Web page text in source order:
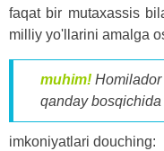
faqat bir mutaxassis
milliy yo'llarini amalga
muhim!
qanday
imkoniyatlari douching: